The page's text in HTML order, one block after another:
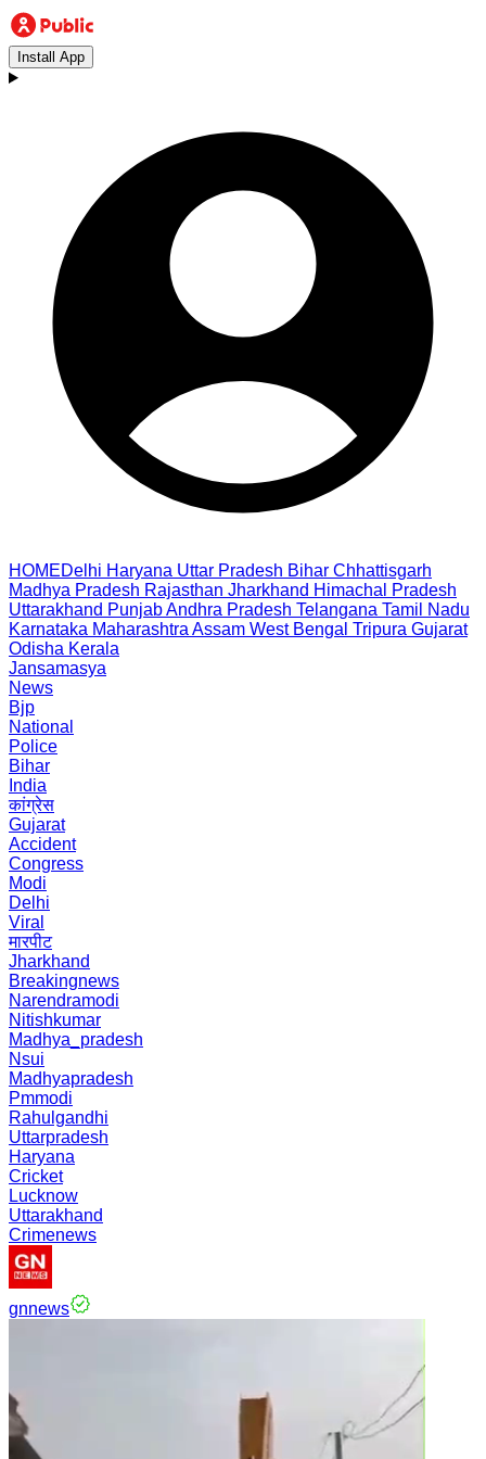
Install App
HOMEDelhi Haryana Uttar Pradesh Bihar Chhattisgarh
Madhya Pradesh Rajasthan Jharkhand Himachal Pradesh
Uttarakhand PunjabAndhra Pradesh Telangana Tamil Nadu
Karnataka Maharashtra Assam West Bengal Tripura Gujarat
Odisha Kerala
Jansamasya
News
Bjp
National
Police
Bihar
India
कांग्रेस
Gujarat
Accident
Congress
Modi
Delhi
Viral
मारपीट
Jharkhand
Breakingnews
Narendramodi
Nitishkumar
Madhya_pradesh
Nsui
Madhyapradesh
Pmmodi
Rahulgandhi
Uttarpradesh
Haryana
Cricket
Lucknow
Uttarakhand
Crimenews
gnnews